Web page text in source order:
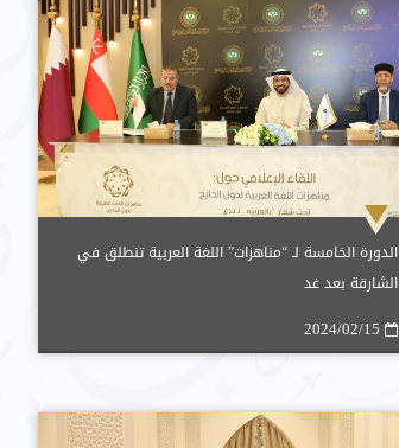
الدورة الخامسة لـ “مناهزات” اللغة العربية تنطلق في
الشارقة بعد غد
2024/02/15